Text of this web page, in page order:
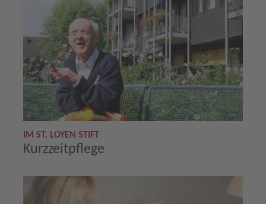
IM ST. LOYEN STIFT
Kurzzeitpflege